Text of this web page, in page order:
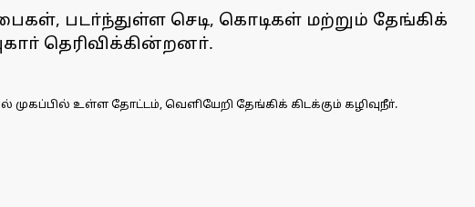
படா்ந்துள்ள செடி, கொடிகள் மற்றும் தேங்கிக்
தெரிவிக்கின்றனா்.
முகப்பில் உள்ள தோட்டம், வெளியேறி தேங்கிக் கிடக்கும் கழிவுநீா்.